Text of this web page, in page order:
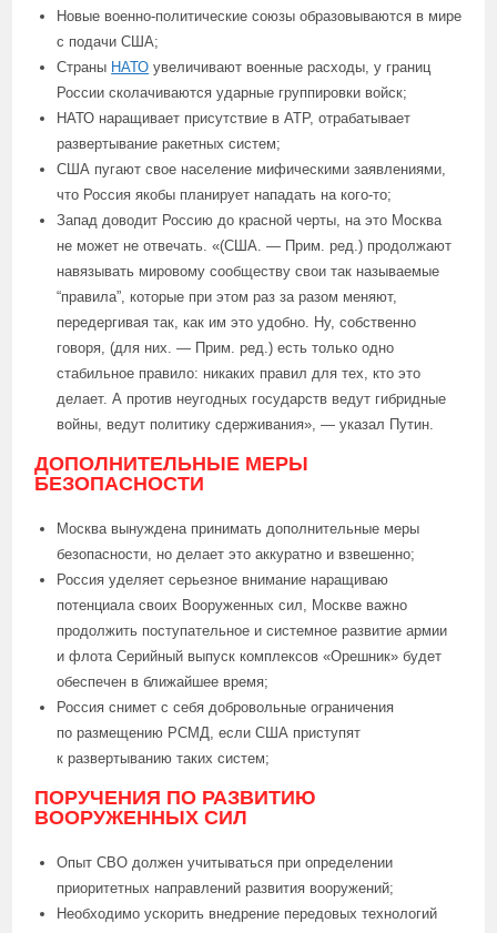
Новые военно-политические союзы образовываются в мире
с подачи США;
Страны НАТО увеличивают военные расходы, у границ
России сколачиваются ударные группировки войск;
НАТО наращивает присутствие в АТР, отрабатывает
развертывание ракетных систем;
США пугают свое население мифическими заявлениями,
что Россия якобы планирует нападать на кого-то;
Запад доводит Россию до красной черты, на это Москва
не может не отвечать. «(США. — Прим. ред.) продолжают
навязывать мировому сообществу свои так называемые
“правила”, которые при этом раз за разом меняют,
передергивая так, как им это удобно. Ну, собственно
говоря, (для них. — Прим. ред.) есть только одно
стабильное правило: никаких правил для тех, кто это
делает. А против неугодных государств ведут гибридные
войны, ведут политику сдерживания», — указал Путин.
ДОПОЛНИТЕЛЬНЫЕ МЕРЫ
БЕЗОПАСНОСТИ
Москва вынуждена принимать дополнительные меры
безопасности, но делает это аккуратно и взвешенно;
Россия уделяет серьезное внимание наращиваю
потенциала своих Вооруженных сил, Москве важно
продолжить поступательное и системное развитие армии
и флота Серийный выпуск комплексов «Орешник» будет
обеспечен в ближайшее время;
Россия снимет с себя добровольные ограничения
по размещению РСМД, если США приступят
к развертыванию таких систем;
ПОРУЧЕНИЯ ПО РАЗВИТИЮ
ВООРУЖЕННЫХ СИЛ
Опыт СВО должен учитываться при определении
приоритетных направлений развития вооружений;
Необходимо ускорить внедрение передовых технологий